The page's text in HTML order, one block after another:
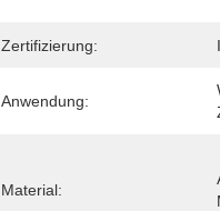
Zertifizierung:
Anwendung:
Material: